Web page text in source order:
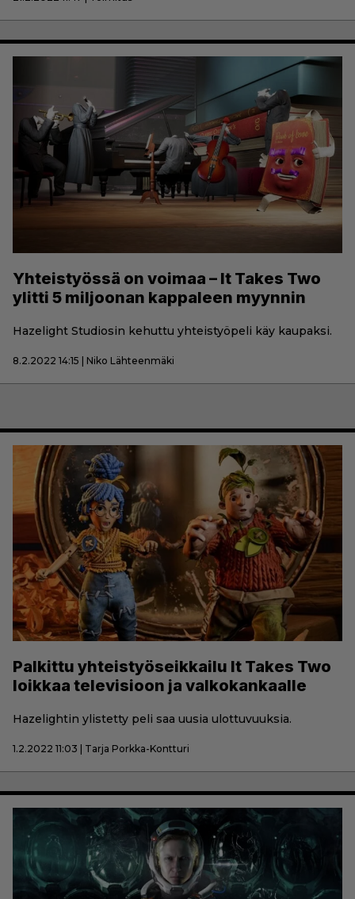
Yhteistyössä on voimaa – It Takes Two
ylitti 5 miljoonan kappaleen myynnin
Hazelight Studiosin kehuttu yhteistyöpeli käy kaupaksi.
8.2.2022 14:15 | Niko Lähteenmäki
Palkittu yhteistyöseikkailu It Takes Two
loikkaa televisioon ja valkokankaalle
Hazelightin ylistetty peli saa uusia ulottuvuuksia.
1.2.2022 11:03 | Tarja Porkka-Kontturi